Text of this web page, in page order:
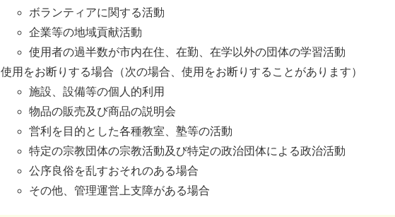
ボランティアに関する活動
企業等の地域貢献活動
使用者の過半数が市内在住、在勤、在学以外の団体の学習活動
使用をお断りする場合（次の場合、使用をお断りすることがあります）
施設、設備等の個人的利用
物品の販売及び商品の説明会
営利を目的とした各種教室、塾等の活動
特定の宗教団体の宗教活動及び特定の政治団体による政治活動
公序良俗を乱すおそれのある場合
その他、管理運営上支障がある場合